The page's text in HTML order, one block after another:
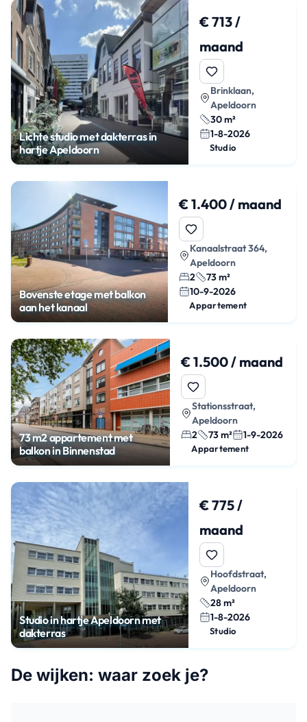
Lichte studio met dakterras in
hartje Apeldoorn
€ 713 /
maand
Brinklaan,
Apeldoorn
30 m²
1-8-2026
Studio
Bovenste etage met balkon
aan het kanaal
€ 1.400 / maand
Kanaalstraat 364,
Apeldoorn
2
73 m²
10-9-2026
Appartement
73 m2 appartement met
balkon in Binnenstad
€ 1.500 / maand
Stationsstraat,
Apeldoorn
2
73 m² 1-9-2026
Appartement
Studio in hartje Apeldoorn met
dakterras
€ 775 /
maand
Hoofdstraat,
Apeldoorn
28 m²
1-8-2026
Studio
De wijken: waar zoek je?